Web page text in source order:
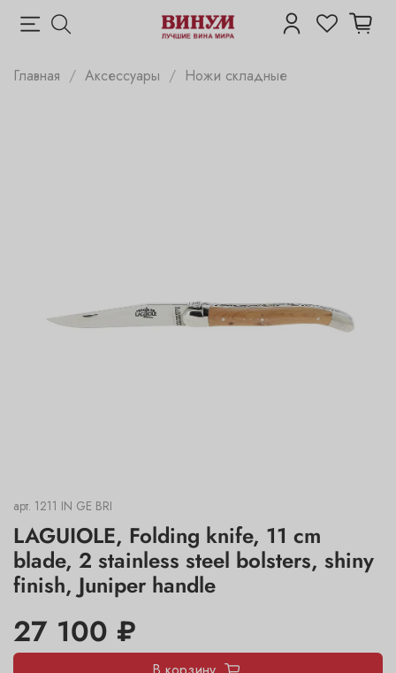
Главная Аксессуары Ножи складные
арт. 1211 IN GE BRI
LAGUIOLE, Folding knife, 11 cm
blade, 2 stainless steel bolsters, shiny
finish, Juniper handle
27 100 ₽